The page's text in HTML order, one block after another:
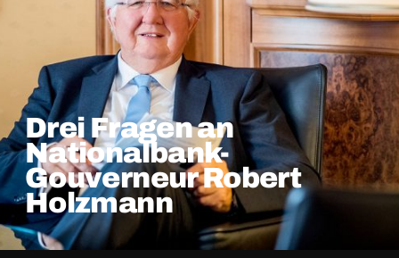
Drei Fragen an
Nationalbank-
Gouverneur Robert
Holzmann